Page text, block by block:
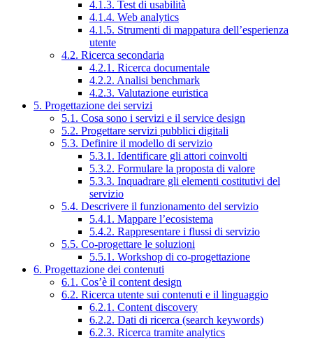
4.1.3. Test di usabilità
4.1.4. Web analytics
4.1.5. Strumenti di mappatura dell’esperienza
utente
4.2. Ricerca secondaria
4.2.1. Ricerca documentale
4.2.2. Analisi benchmark
4.2.3. Valutazione euristica
5. Progettazione dei servizi
5.1. Cosa sono i servizi e il service design
5.2. Progettare servizi pubblici digitali
5.3. Definire il modello di servizio
5.3.1. Identificare gli attori coinvolti
5.3.2. Formulare la proposta di valore
5.3.3. Inquadrare gli elementi costitutivi del
servizio
5.4. Descrivere il funzionamento del servizio
5.4.1. Mappare l’ecosistema
5.4.2. Rappresentare i flussi di servizio
5.5. Co-progettare le soluzioni
5.5.1. Workshop di co-progettazione
6. Progettazione dei contenuti
6.1. Cos’è il content design
6.2. Ricerca utente sui contenuti e il linguaggio
6.2.1. Content discovery
6.2.2. Dati di ricerca (search keywords)
6.2.3. Ricerca tramite analytics